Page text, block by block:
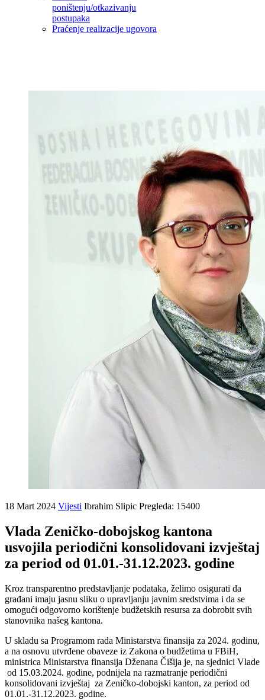
poništenju/otkazivanju
postupaka
Praćenje realizacije ugovora
18 Mart 2024 Vijesti Ibrahim Slipic Pregleda: 15400
Vlada Zeničko-dobojskog kantona
usvojila periodični konsolidovani izvještaj
za period od 01.01.-31.12.2023. godine
Kroz transparentno predstavljanje podataka, želimo osigurati da
građani imaju jasnu sliku o upravljanju javnim sredstvima i da se
omogući odgovorno korištenje budžetskih resursa za dobrobit svih
stanovnika našeg kantona.
U skladu sa Programom rada Ministarstva finansija za 2024. godinu,
a na osnovu utvrđene obaveze iz Zakona o budžetima u FBiH,
ministrica Ministarstva finansija Dženana Čišija je, na sjednici Vlade
od 15.03.2024. godine, podnijela na razmatranje periodični
konsolidovani izvještaj za Zeničko-dobojski kanton, za period od
01.01.-31.12.2023. godine.